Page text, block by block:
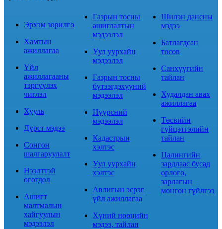
Эрхэм зорилго
Хамтын
ажиллагаа
Үйл
ажиллагааны
тэргүүлэх
чиглэл
Хууль
Дүрст мэдээ
Сонгон
шалгаруулалт
Нээлттэй
өгөгдөл
Ашигт
малтмалын
хайгуулын
мэдээлэл
Газрын тосны
ашиглалтын
мэдээлэл
Уул уурхайн
мэдээлэл
Газрын тосны
бүтээгдэхүүний
мэдээлэл
Нүүрсний
мэдээлэл
Кадастрын
хэлтэс
Уул уурхайн
хэлтэс
Авлигын эсрэг
үйл ажиллагаа
Хүний нөөцийн
мэдээ, тайлан
Шилэн дансны
мэдээ
Батлагдсан
төсөв
Санхүүгийн
тайлан
Худалдан авах
ажиллагаа
Төсвийн
гүйцэтгэлийн
тайлан
Цалингийн
зардлаас бусад
орлого,
зарлагын
мөнгөн гүйлгээ